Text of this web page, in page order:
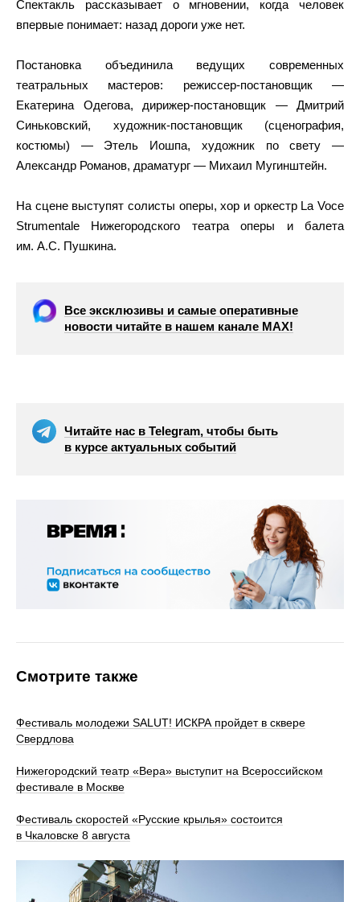
Спектакль рассказывает о мгновении, когда человек
впервые понимает: назад дороги уже нет.
Постановка объединила ведущих современных
театральных мастеров: режиссер-постановщик —
Екатерина Одегова, дирижер-постановщик — Дмитрий
Синьковский, художник-постановщик (сценография,
костюмы) — Этель Иошпа, художник по свету —
Александр Романов, драматург — Михаил Мугинштейн.
На сцене выступят солисты оперы, хор и оркестр La Voce
Strumentale Нижегородского театра оперы и балета
им. А.С. Пушкина.
Все эксклюзивы и самые оперативные
новости читайте в нашем канале МАХ!
Читайте нас в Telegram, чтобы быть
в курсе актуальных событий
Смотрите также
Фестиваль молодежи SALUT! ИСКРА пройдет в сквере
Свердлова
Нижегородский театр «Вера» выступит на Всероссийском
фестивале в Москве
Фестиваль скоростей «Русские крылья» состоится
в Чкаловске 8 августа